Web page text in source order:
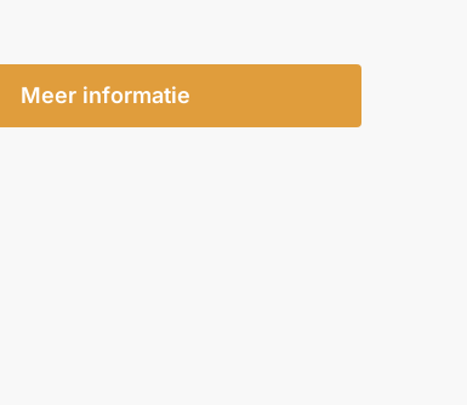
Meer informatie